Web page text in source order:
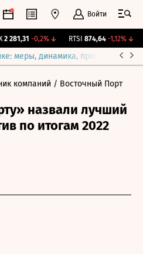
Войти
281,31 -0,2%↓ RTSI 874,64 -1,12%↓
меры, динамика, прогнозы
компаний / Восточный Порт
назвали лучший
по итогам 2022